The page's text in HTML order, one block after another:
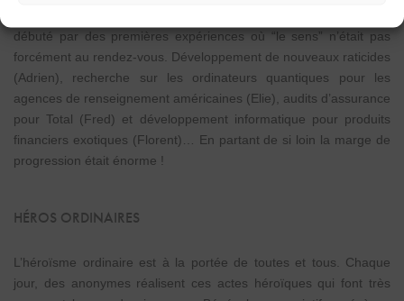
débuté par des premières expériences où “le sens” n’était pas
forcément au rendez-vous. Développement de nouveaux raticides
(Adrien), recherche sur les ordinateurs quantiques pour les
agences de renseignement américaines (Elie), audits d’assurance
pour Total (Fred) et développement informatique pour produits
financiers exotiques (Florent)… En partant de si loin la marge de
progression était énorme !
HÉROS ORDINAIRES
L’héroïsme ordinaire est à la portée de toutes et tous. Chaque
jour, des anonymes réalisent ces actes héroïques qui font très